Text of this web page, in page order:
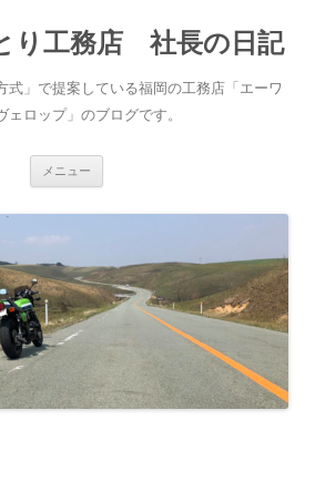
り工務店 社長の日記
式」で提案している福岡の工務店「エーワ
ェロップ」のブログです。
メニュー